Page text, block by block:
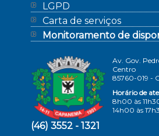
LGPD
Carta de serviços
Monitoramento de
Av. Gov.
Centro
85760-019 -
Horário de
8h00 às
14h00 às
(46) 3552 - 1321